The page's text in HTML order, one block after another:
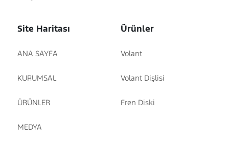
Site Haritası
ANA SAYFA
KURUMSAL
ÜRÜNLER
MEDYA
Ürünler
Volant
Volant Dişlisi
Fren Diski